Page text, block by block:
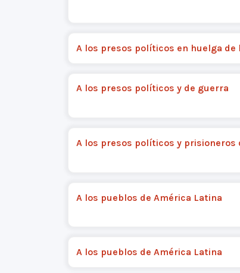
A los presos políticos en huelga de
A los presos políticos y de guerra
A los presos políticos y prisioneros
A los pueblos de América Latina
A los pueblos de América Latina